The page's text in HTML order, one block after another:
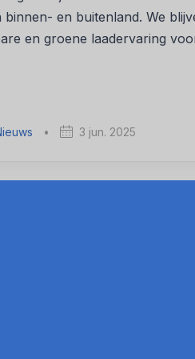
binnen- en buitenland. We
en groene laadervaring
• 3 jun. 2025